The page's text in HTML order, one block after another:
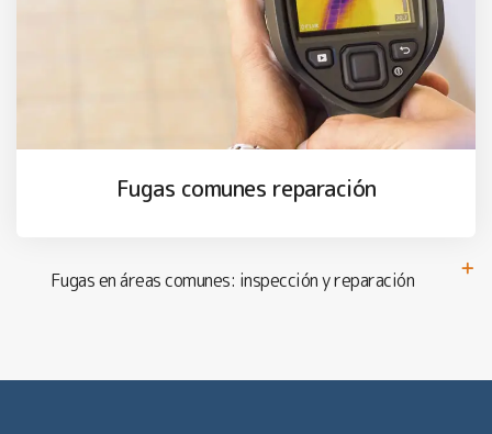
Fugas comunes reparación
Fugas en áreas comunes: inspección y reparación